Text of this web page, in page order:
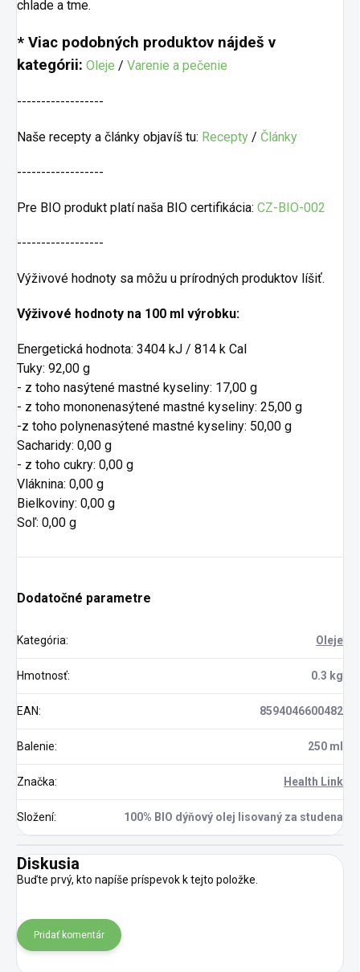
chlade a tme.
* Viac podobných produktov nájdeš v
kategórii: Oleje / Varenie a pečenie
------------------
Naše recepty a články objavíš tu: Recepty / Články
------------------
Pre BIO produkt platí naša BIO certifikácia: CZ-BIO-002
------------------
Výživové hodnoty sa môžu u prírodných produktov líšiť.
Výživové hodnoty na 100 ml výrobku:
Energetická hodnota: 3404 kJ / 814 k Cal
Tuky: 92,00 g
- z toho nasýtené mastné kyseliny: 17,00 g
- z toho mononenasýtené mastné kyseliny: 25,00 g
-z toho polynenasýtené mastné kyseliny: 50,00 g
Sacharidy: 0,00 g
- z toho cukry: 0,00 g
Vláknina: 0,00 g
Bielkoviny: 0,00 g
Soľ: 0,00 g
Dodatočné parametre
Kategória: Oleje
Hmotnosť: 0.3 kg
EAN: 8594046600482
Balenie: 250 ml
Značka: Health Link
Složení: 100% BIO dýňový olej lisovaný za studena
Diskusia
Buďte prvý, kto napíše príspevok k tejto položke.
Pridať komentár